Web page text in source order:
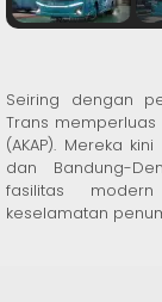
Seiring dengan
Trans memperluas
(AKAP). Mereka
dan Bandung-
fasilitas
keselamatan